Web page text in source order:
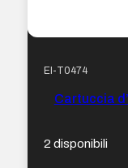
EI-T0474
Cartuccia
2 disponibili